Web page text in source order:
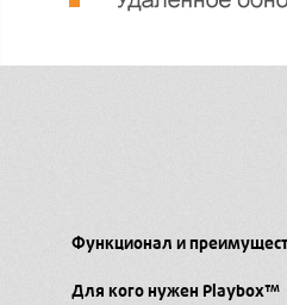
Функционал и
Для кого нужен Playbox™